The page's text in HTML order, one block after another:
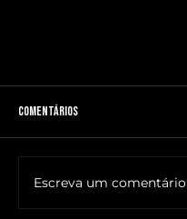
Comentários
Escreva um comentário